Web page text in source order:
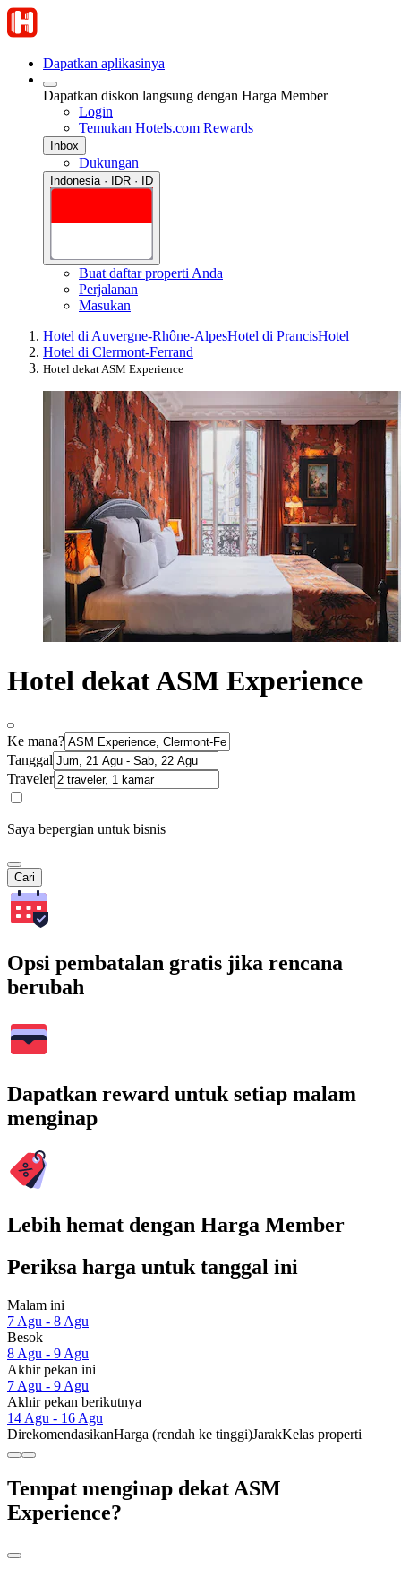
Dapatkan aplikasinya
Dapatkan diskon langsung dengan Harga Member
Login
Temukan Hotels.com Rewards
Inbox
Dukungan
Indonesia · IDR · ID
Buat daftar properti Anda
Perjalanan
Masukan
Hotel di Auvergne-Rhône-AlpesHotel di PrancisHotel
Hotel di Clermont-Ferrand
Hotel dekat ASM Experience
Hotel dekat ASM Experience
Ke mana?
Tanggal
Traveler
Saya bepergian untuk bisnis
Cari
Opsi pembatalan gratis jika rencana
berubah
Dapatkan reward untuk setiap malam
menginap
Lebih hemat dengan Harga Member
Periksa harga untuk tanggal ini
Malam ini
7 Agu - 8 Agu
Besok
8 Agu - 9 Agu
Akhir pekan ini
7 Agu - 9 Agu
Akhir pekan berikutnya
14 Agu - 16 Agu
DirekomendasikanHarga (rendah ke tinggi)JarakKelas properti
Tempat menginap dekat ASM
Experience?